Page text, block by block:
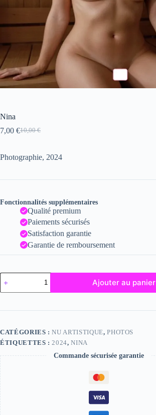
Nina
10,00€
Le
était :
7,00 €Le
est :
Photographie, 2024
Fonctionnalités supplémentaires
Qualité premium
Paiements sécurisés
Satisfaction garantie
Garantie de remboursement
quantité
de
Nina
Ajouter au panier
CATÉGORIES :NU ARTISTIQUE,PHOTOS
ÉTIQUETTES : 2024,NINA
Commande sécurisée garantie